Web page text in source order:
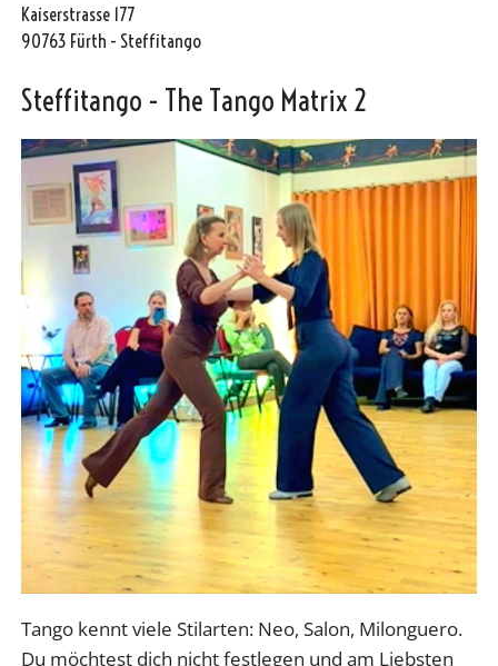
Kaiserstrasse 177
90763 Fürth - Steffitango
Steffitango - The Tango Matrix 2
Tango kennt viele Stilarten: Neo, Salon, Milonguero.
Du möchtest dich nicht festlegen und am Liebsten